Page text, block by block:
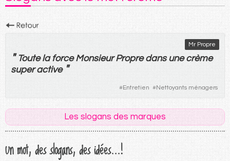
Mr Propre
" Toute la force Monsieur Propre dans une crème
super active "
#Entretien #Nettoyants ménagers
Les slogans des marques
Un mot, des slogans, des idées...!